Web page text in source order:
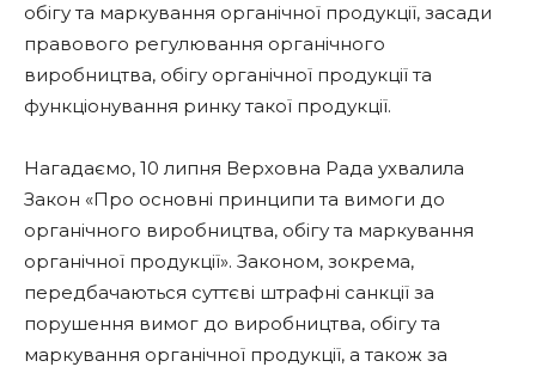
обігу та маркування органічної продукції, засади
правового регулювання органічного
виробництва, обігу органічної продукції та
функціонування ринку такої продукції.
Нагадаємо, 10 липня Верховна Рада ухвалила
Закон «Про основні принципи та вимоги до
органічного виробництва, обігу та маркування
органічної продукції». Законом, зокрема,
передбачаються суттєві штрафні санкції за
порушення вимог до виробництва, обігу та
маркування органічної продукції, а також за